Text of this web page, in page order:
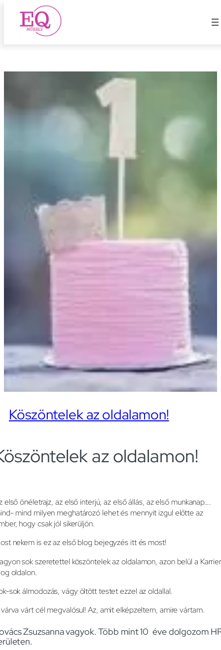
UgrásElső
Köszöntelek az oldalamon!
az oldalamon!
első önéletrajz, az első interjú, az első állás, az első munkanap….
mind milyen meghatározó lehet és mennyit izgul előtte az
hogy csak jól sikerüljön.
nekem is ez az első blog bejegyzés itt és most!
sok szeretettel köszöntelek az oldalamon, azon belül a
oldalon.
sok álmodozás, vágy öltött testet ezzel az oldallal.
várt cél megvalósul! Az, amit elképzeltem, amire vártam.
Zsuzsanna vagyok. Több mint 10 éve dolgozom